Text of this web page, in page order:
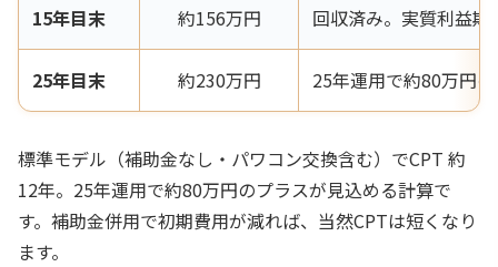
15年目末 約156万円 回収済み。実質利益期
25年目末 約230万円 25年運用で約80万円
標準モデル（補助金なし・パワコン交換含む）でCPT 約
12年。25年運用で約80万円のプラスが見込める計算で
す。補助金併用で初期費用が減れば、当然CPTは短くなり
ます。